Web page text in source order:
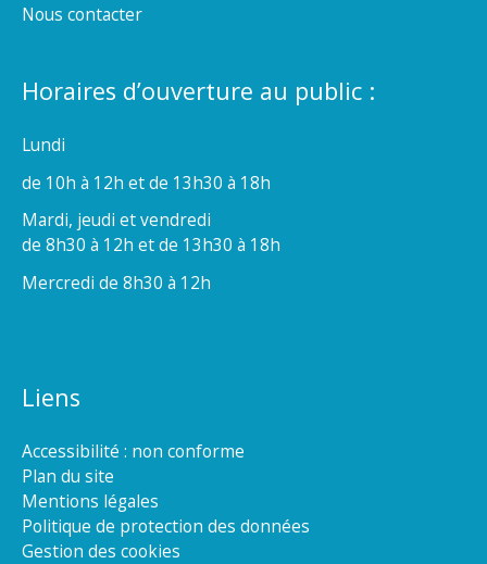
Nous contacter
Horaires d’ouverture au public :
Lundi
de 10h à 12h et de 13h30 à 18h
Mardi, jeudi et vendredi
de 8h30 à 12h et de 13h30 à 18h
Mercredi de 8h30 à 12h
Liens
Accessibilité : non conforme
Plan du site
Mentions légales
Politique de protection des données
Gestion des cookies